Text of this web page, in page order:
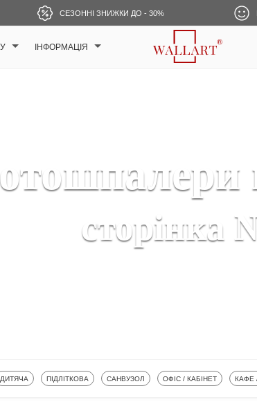
СЕЗОННІ ЗНИЖКИ ДО - 30%
ІНФОРМАЦІЯ
сторінка
ФОТОШПАЛЕРИ
ДИТЯЧА ФОТОШПАЛЕРИ
ПІДЛІТКОВА ФОТОШПАЛЕРИ
САНВУЗОЛ ФОТОШПАЛЕРИ
ОФІС / КАБІНЕТ КАФЕ